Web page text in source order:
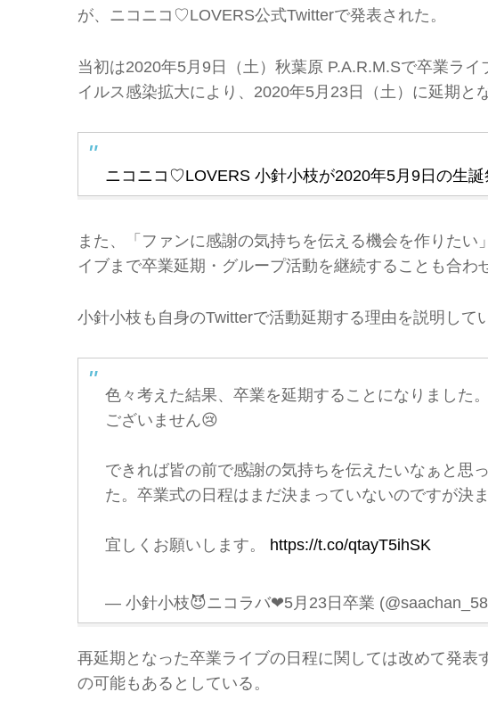
が、ニコニコ♡LOVERS公式Twitterで発表された。
当初は2020年5月9日（土）秋葉原 P.A.R.M.Sで卒業ラ
イルス感染拡大により、2020年5月23日（土）に延期と
ニコニコ♡LOVERS 小針小枝が2020年5月9日の生誕
また、「ファンに感謝の気持ちを伝える機会を作りた
イブまで卒業延期・グループ活動を継続することも合わ
小針小枝も自身のTwitterで活動延期する理由を説明して
色々考えた結果、卒業を延期することになりました
ございません😢
できれば皆の前で感謝の気持ちを伝えたいなぁと思
た。卒業式の日程はまだ決まっていないのですが決
宜しくお願いします。 https://t.co/qtayT5ihSK
— 小針小枝😈ニコラバ❤︎5月23日卒業
再延期となった卒業ライブの日程に関しては改めて発
の可能もあるとしている。